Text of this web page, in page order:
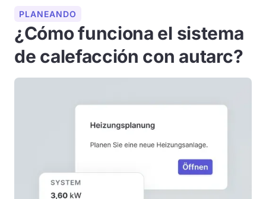
PLANEANDO
¿Cómo funciona el sistema
de calefacción con autarc?